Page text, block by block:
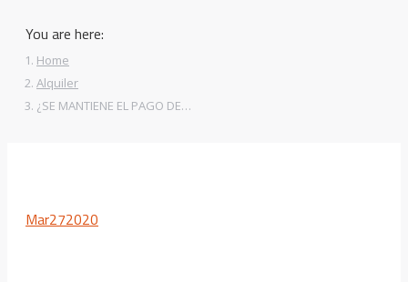
You are here:
Home
Alquiler
¿SE MANTIENE EL PAGO DE…
Mar272020